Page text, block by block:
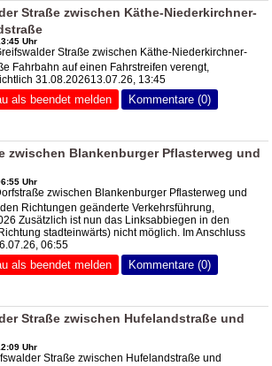
Straße zwischen Käthe-Niederkirchner-
Uhr
Straße zwischen Käthe-Niederkirchner-
Fahrbahn auf einen Fahrstreifen verengt,
31.08.202613.07.26, 13:45
als beendet melden Kommentare (0)
zwischen Blankenburger Pflasterweg und
Uhr
zwischen Blankenburger Pflasterweg und
Richtungen geänderte Verkehrsführung,
Zusätzlich ist nun das Linksabbiegen in den
stadteinwärts) nicht möglich. Im Anschluss
06:55
als beendet melden Kommentare (0)
Straße zwischen Hufelandstraße und
Uhr
Straße zwischen Hufelandstraße und